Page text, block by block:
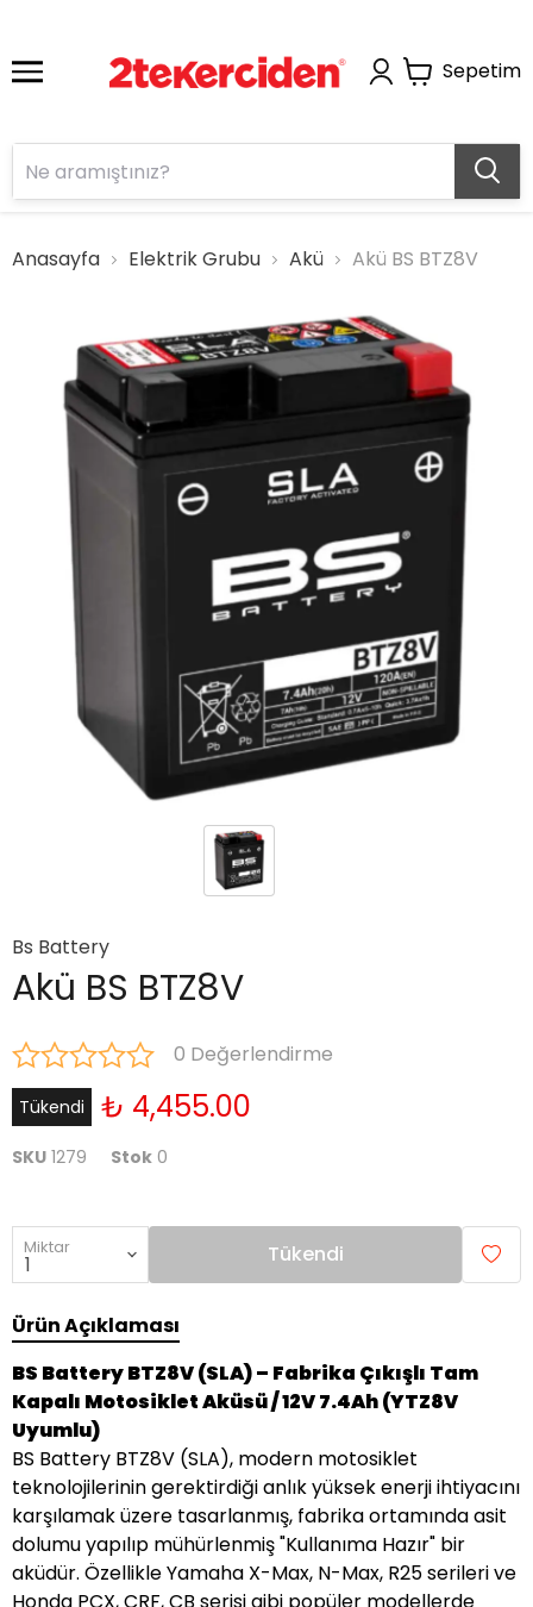
Sepetim
Anasayfa Elektrik Grubu Akü Akü BS BTZ8V
Bs Battery
Akü BS BTZ8V
0 Değerlendirme
Tükendi ₺ 4,455.00
SKU 1279 Stok 0
Miktar Tükendi
Ürün Açıklaması
BS Battery BTZ8V (SLA) – Fabrika Çıkışlı Tam
Kapalı Motosiklet Aküsü / 12V 7.4Ah (YTZ8V
Uyumlu)
BS Battery BTZ8V (SLA), modern motosiklet
teknolojilerinin gerektirdiği anlık yüksek enerji ihtiyacını
karşılamak üzere tasarlanmış, fabrika ortamında asit
dolumu yapılıp mühürlenmiş "Kullanıma Hazır" bir
aküdür. Özellikle Yamaha X-Max, N-Max, R25 serileri ve